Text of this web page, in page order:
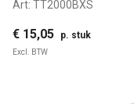
Art: TT2000BXS
€ 15,05 p. stuk
Excl. BTW